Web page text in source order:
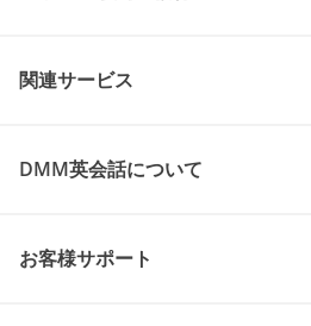
関連サービス
DMM英会話について
お客様サポート